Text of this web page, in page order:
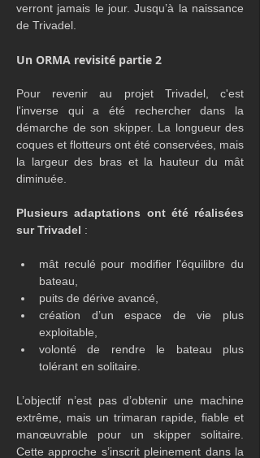
verront jamais le jour. Jusqu’à la naissance
de Trivadel.
Un ORMA revisité partie 2
Pour revenir au projet Trivadel, c'est
l'inverse qui a été rechercher dans la
démarche de son skipper. La longueur des
coques et flotteurs ont été conservées, mais
la largeur des bras et la hauteur du mât
diminuée.
Plusieurs adaptations ont été réalisées
sur Trivadel :
mât reculé pour modifier l’équilibre du
bateau,
puits de dérive avancé,
création d’un espace de vie plus
exploitable,
volonté de rendre le bateau plus
tolérant en solitaire.
L’objectif n’est pas d’obtenir une machine
extrême, mais un trimaran rapide, fiable et
manœuvrable pour un skipper solitaire.
Cette approche s’inscrit pleinement dans la